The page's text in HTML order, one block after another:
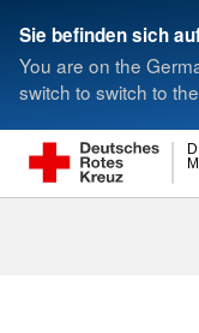
Sie befinden sich
You are on the
switch to switch to